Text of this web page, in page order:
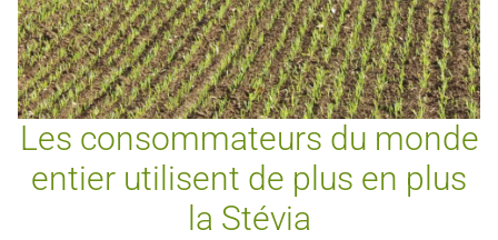
Les consommateurs du monde
entier utilisent de plus en plus
la Stévia